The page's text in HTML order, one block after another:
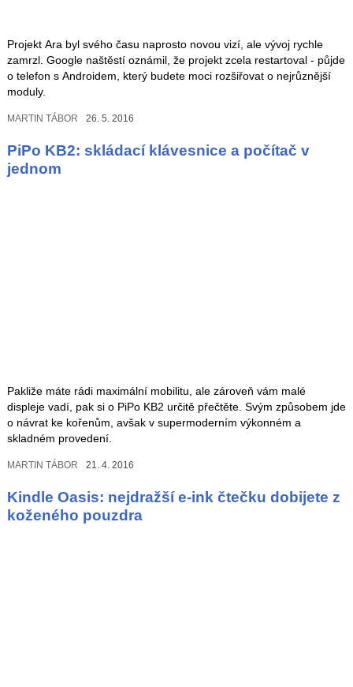
Projekt Ara byl svého času naprosto novou vizí, ale vývoj rychle
zamrzl. Google naštěstí oznámil, že projekt zcela restartoval - půjde
o telefon s Androidem, který budete moci rozšiřovat o nejrůznější
moduly.
MARTIN TÁBOR 26. 5. 2016
PiPo KB2: skládací klávesnice a počítač v
jednom
Pakliže máte rádi maximální mobilitu, ale zároveň vám malé
displeje vadí, pak si o PiPo KB2 určitě přečtěte. Svým způsobem jde
o návrat ke kořenům, avšak v supermoderním výkonném a
skladném provedení.
MARTIN TÁBOR 21. 4. 2016
Kindle Oasis: nejdražší e-ink čtečku dobijete z
koženého pouzdra